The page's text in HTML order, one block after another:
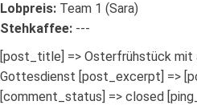
Lobpreis: Team 1 (Sara)
Stehkaffee: ---
[post_title] => Osterfrühstück mit
Gottesdienst [post_excerpt] =>
[comment_status] => closed